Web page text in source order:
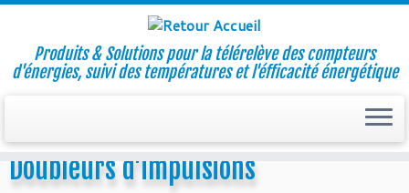
content
Produits & Solutions pour la télérelève des compteurs
d'énergies, suivi des températures et l'éfficacité énergétique
Doubleurs d’impulsions